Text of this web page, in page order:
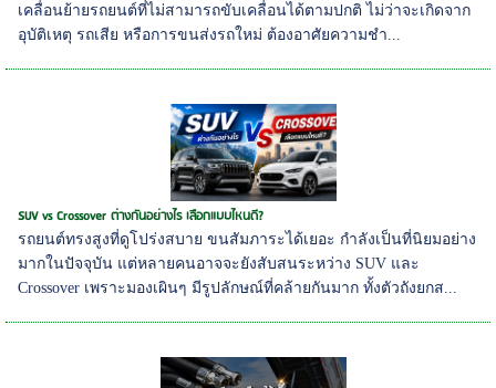
เคลื่อนย้ายรถยนต์ที่ไม่สามารถขับเคลื่อนได้ตามปกติ ไม่ว่าจะเกิดจาก
อุบัติเหตุ รถเสีย หรือการขนส่งรถใหม่ ต้องอาศัยความชำ...
SUV vs Crossover ต่างกันอย่างไร เลือกแบบไหนดี?
รถยนต์ทรงสูงที่ดูโปร่งสบาย ขนสัมภาระได้เยอะ กำลังเป็นที่นิยมอย่าง
มากในปัจจุบัน แต่หลายคนอาจจะยังสับสนระหว่าง SUV และ
Crossover เพราะมองเผินๆ มีรูปลักษณ์ที่คล้ายกันมาก ทั้งตัวถังยกส...